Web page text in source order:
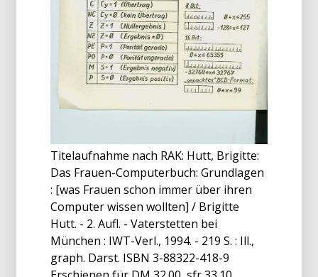
Titelaufnahme nach RAK: Hutt, Brigitte:
Das Frauen-Computerbuch: Grundlagen
: [was Frauen schon immer über ihren
Computer wissen wollten] / Brigitte
Hutt. - 2. Aufl. - Vaterstetten bei
München : IWT-Verl., 1994. - 219 S. : Ill.,
graph. Darst. ISBN 3-88322-418-9